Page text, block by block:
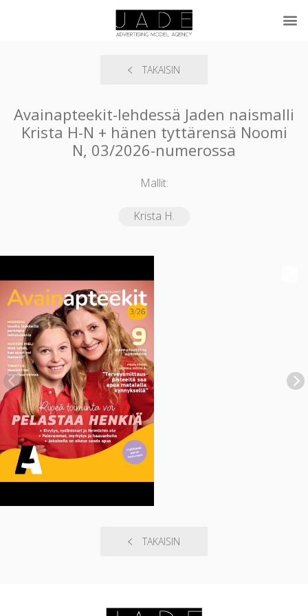
TAKAISIN
Avainapteekit-lehdessä Jaden naismalli
Krista H-N + hänen tyttärensä Noomi
N, 03/2026-numerossa
Mallit:
Krista H.
TAKAISIN